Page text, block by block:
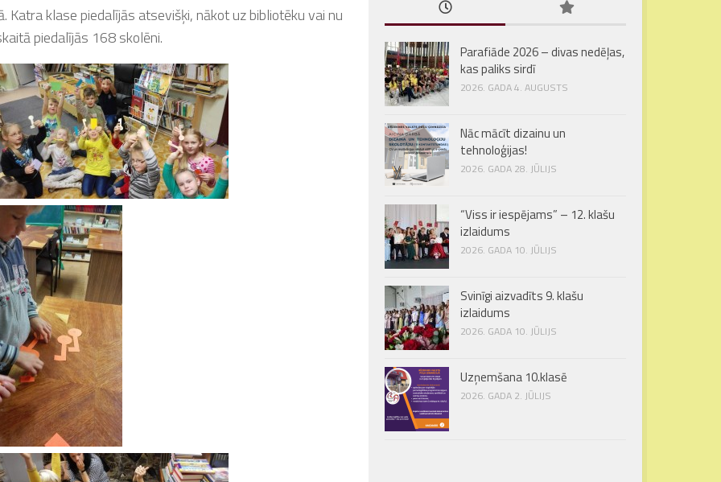
klase piedalījās atsevišķi, nākot uz bibliotēku vai nu
piedalījās 168 skolēni.
Parafiāde 2026 – divas nedēļas,
kas paliks sirdī
2026. GADA 4. AUGUSTS
Nāc mācīt dizainu un
tehnoloģijas!
2026. GADA 28. JŪLIJS
“Viss ir iespējams” – 12. klašu
izlaidums
2026. GADA 10. JŪLIJS
Svinīgi aizvadīts 9. klašu
izlaidums
2026. GADA 10. JŪLIJS
Uzņemšana 10.klasē
2026. GADA 2. JŪLIJS